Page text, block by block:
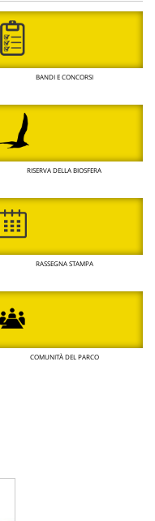
BANDI E CONCORSI
RISERVA DELLA BIOSFERA
RASSEGNA STAMPA
COMUNITÀ DEL PARCO